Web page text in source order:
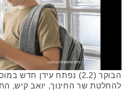
הבוקר (2.2) נפתח עידן
להחלטת שר החינוך, יואב קיש,